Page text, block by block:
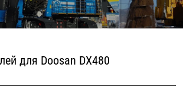
для Doosan DX480